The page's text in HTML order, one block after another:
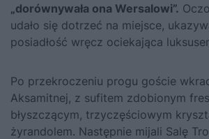
„dorównywała ona Wersalowi”.
udało się dotrzeć na miejsce,
posiadłość wręcz ociekająca
Po przekroczeniu progu goście
Aksamitnej, z sufitem zdobionym
błyszczącym, trzyczęściowym
żyrandolem. Następnie mijali Salę